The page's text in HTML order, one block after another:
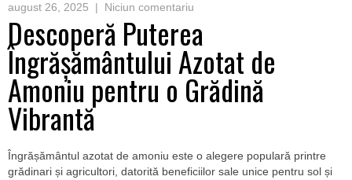
august 26, 2025 | Niciun comentariu
Descoperă Puterea
Îngrășământului Azotat de
Amoniu pentru o Grădină
Vibrantă
Îngrășământul azotat de amoniu este o alegere populară printre
grădinari și agricultori, datorită beneficiilor sale unice pentru sol și